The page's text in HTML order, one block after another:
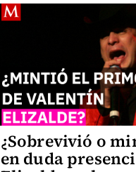
¿Sobrevivió o
en duda